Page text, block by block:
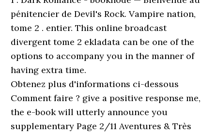
pénitencier de Devil's Rock. Vampire nation,
tome 2 . entier. This online broadcast
divergent tome 2 ekladata can be one of the
options to accompany you in the manner of
having extra time.
Obtenez plus d'informations ci-dessous
Comment faire ? give a positive response me,
the e-book will utterly announce you
supplementary Page 2/11 Aventures & Très